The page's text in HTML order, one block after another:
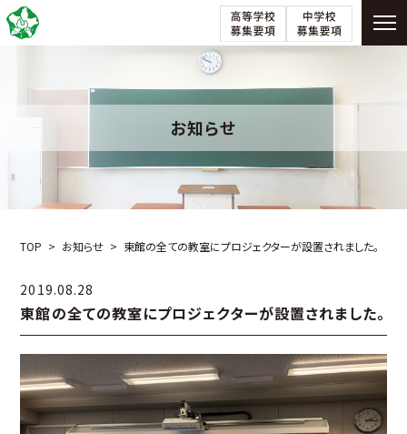
お知らせ
TOP お知らせ 東館の全ての教室にプロジェクターが設置されました。
2019.08.28
東館の全ての教室にプロジェクターが設置されました。